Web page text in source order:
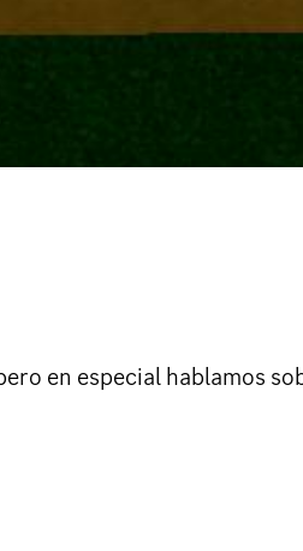
en especial hablamos